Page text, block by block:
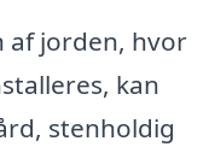
af jorden, hvor
kan
stenholdig